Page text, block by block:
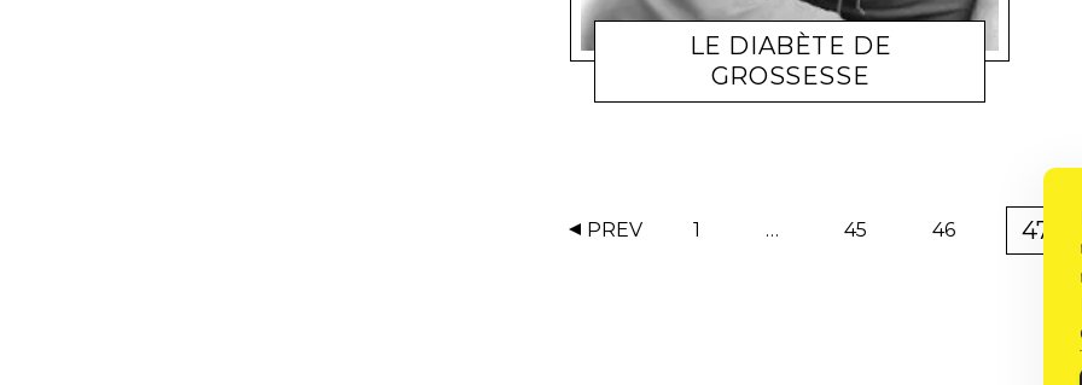
LE DIABÈTE DE
GROSSESSE
BIEN-ÊTRE AGORA 9 JANVIER 2008
PREV 1 … 45 46 47